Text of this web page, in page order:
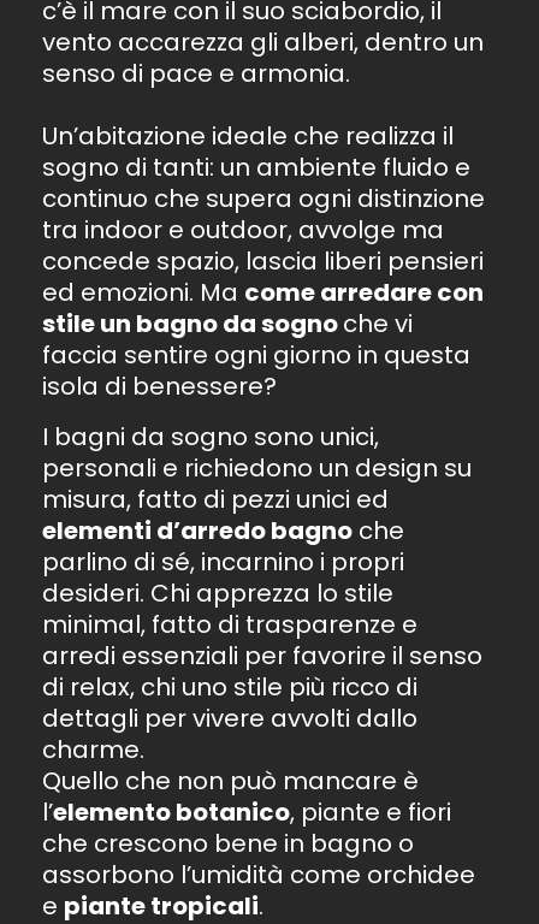
c’è il mare con il suo sciabordio, il
vento accarezza gli alberi, dentro un
senso di pace e armonia.
Un’abitazione ideale che realizza il
sogno di tanti: un ambiente fluido e
continuo che supera ogni distinzione
tra indoor e outdoor, avvolge ma
concede spazio, lascia liberi pensieri
ed emozioni. Ma come arredare con
stile un bagno da sognoche vi
faccia sentire ogni giorno in questa
isola di benessere?
I bagni da sogno sono unici,
personali e richiedono un design su
misura, fatto di pezzi unici ed
elementi d’arredo bagno che
parlino di sé, incarnino i propri
desideri. Chi apprezza lo stile
minimal, fatto di trasparenze e
arredi essenziali per favorire il senso
di relax, chi uno stile più ricco di
dettagli per vivere avvolti dallo
charme.
Quello che non può mancare è
l’elemento botanico, piante e fiori
che crescono bene in bagno o
assorbono l’umidità come orchidee
e piante tropicali.